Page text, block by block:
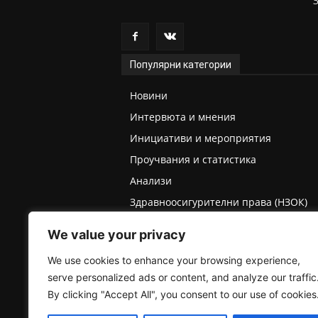
We value your privacy
We use cookies to enhance your browsing experience,
serve personalized ads or content, and analyze our traffic.
By clicking "Accept All", you consent to our use of cookies.
Популярни категории
Новини
Интервюта и мнения
Инициативи и мероприятия
Проучвания и статистика
Анализи
Здравноосигурителни права (НЗОК)
Медицинска експертиза (ТЕЛК/НЕЛК)